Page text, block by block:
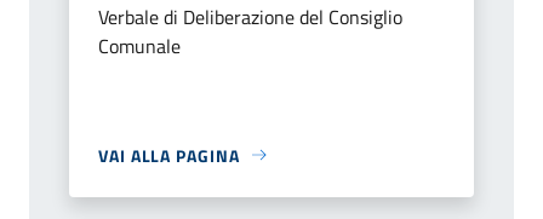
Verbale di Deliberazione del Consiglio
Comunale
VAI ALLA PAGINA